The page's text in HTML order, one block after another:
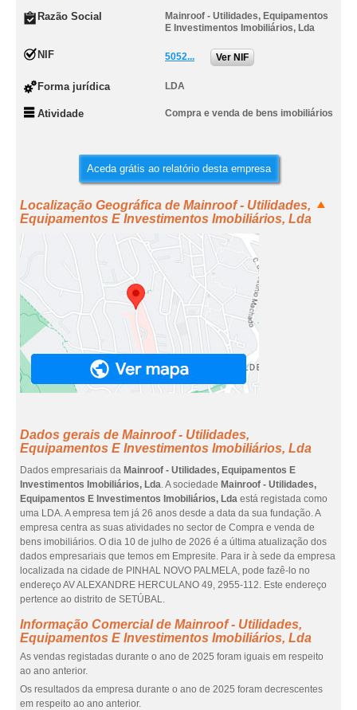
Razão Social
Mainroof - Utilidades, Equipamentos
E Investimentos Imobiliários, Lda
NIF 5052... Ver NIF
Forma jurídica LDA
Atividade Compra e venda de bens imobiliários
Aceda grátis ao relatório desta empresa
Localização Geográfica de Mainroof - Utilidades,
Equipamentos E Investimentos Imobiliários, Lda
Dados gerais de Mainroof - Utilidades,
Equipamentos E Investimentos Imobiliários, Lda
Dados empresariais da Mainroof - Utilidades, Equipamentos E
Investimentos Imobiliários, Lda. A sociedade Mainroof - Utilidades,
Equipamentos E Investimentos Imobiliários, Lda está registada como
uma LDA. A empresa tem já 26 anos desde a data da sua fundação. A
empresa centra as suas atividades no sector de Compra e venda de
bens imobiliários. O dia 10 de julho de 2026 é a última atualização dos
dados empresariais que temos em Empresite. Para ir à sede da empresa
localizada na cidade de PINHAL NOVO PALMELA, pode fazê-lo no
endereço AV ALEXANDRE HERCULANO 49, 2955-112. Este endereço
pertence ao distrito de SETÚBAL.
Informação Comercial de Mainroof - Utilidades,
Equipamentos E Investimentos Imobiliários, Lda
As vendas registadas durante o ano de 2025 foram iguais em respeito
ao ano anterior.
Os resultados da empresa durante o ano de 2025 foram decrescentes
em respeito ao ano anterior.